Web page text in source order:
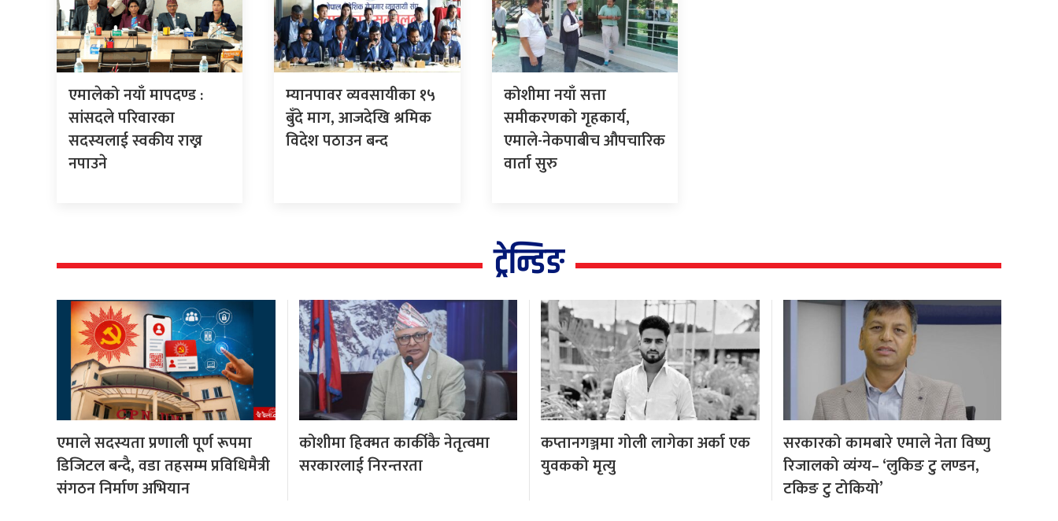
एमालेको नयाँ मापदण्ड :
सांसदले परिवारका
सदस्यलाई स्वकीय राख्न
नपाउने
म्यानपावर व्यवसायीका १५
बुँदे माग, आजदेखि श्रमिक
विदेश पठाउन बन्द
कोशीमा नयाँ सत्ता
समीकरणको गृहकार्य,
एमाले-नेकपाबीच औपचारिक
वार्ता सुरु
ट्रेन्डिङ
एमाले सदस्यता प्रणाली पूर्ण रूपमा
डिजिटल बन्दै, वडा तहसम्म प्रविधिमैत्री
संगठन निर्माण अभियान
कोशीमा हिक्मत कार्कीकै नेतृत्वमा
सरकारलाई निरन्तरता
कप्तानगञ्जमा गोली लागेका अर्का एक
युवकको मृत्यु
सरकारको कामबारे एमाले नेता विष्णु
रिजालको व्यंग्य– ‘लुकिङ टु लण्डन,
टकिङ टु टोकियो’